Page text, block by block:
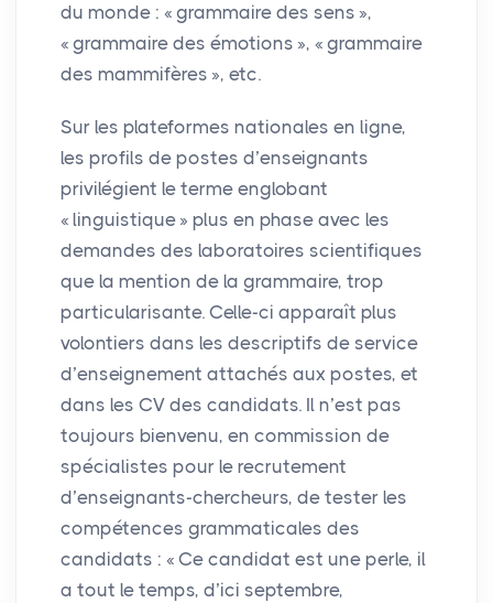
du monde : « grammaire des sens »,
« grammaire des émotions », « grammaire
des mammifères », etc.
Sur les plateformes nationales en ligne,
les profils de postes d’enseignants
privilégient le terme englobant
« linguistique » plus en phase avec les
demandes des laboratoires scientifiques
que la mention de la grammaire, trop
particularisante. Celle-ci apparaît plus
volontiers dans les descriptifs de service
d’enseignement attachés aux postes, et
dans les CV des candidats. Il n’est pas
toujours bienvenu, en commission de
spécialistes pour le recrutement
d’enseignants-chercheurs, de tester les
compétences grammaticales des
candidats : « Ce candidat est une perle, il
a tout le temps, d’ici septembre,